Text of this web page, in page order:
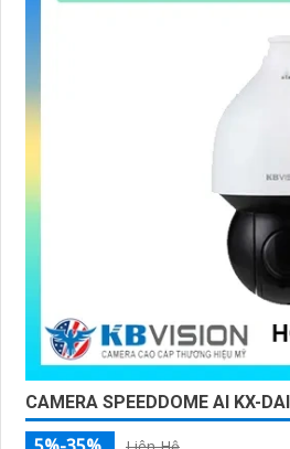
CAMERA SPEEDDOME AI KX-